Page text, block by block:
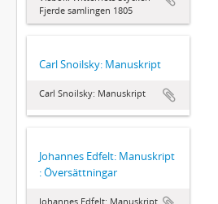
Fjerde samlingen 1805
Carl Snoilsky: Manuskript
Carl Snoilsky: Manuskript
Johannes Edfelt: Manuskript
: Översättningar
Johannes Edfelt: Manuskript